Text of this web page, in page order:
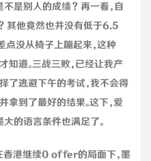
是别人的成绩？再一看，自
其他竟然也并没有低于6.5
点没从椅子上蹦起来，这种
道。三战三败，已经让我产
了逃避下午的考试，我不会得
拿到了最好的结果。这下，爱
的语言条件也满足了。
香港继续0 offer的局面下，墨